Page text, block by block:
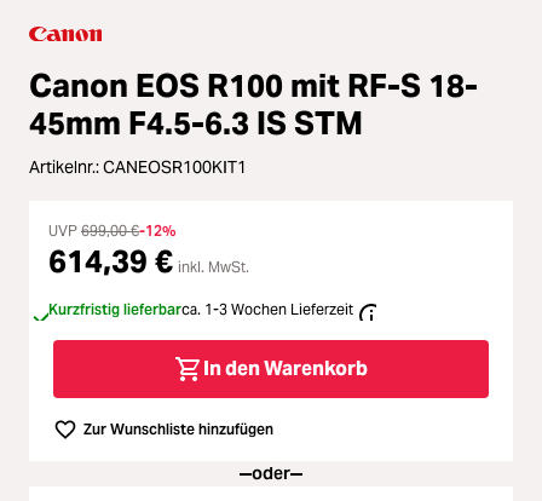
Loading...Zubehör
Loading...Licht & Studio
Loading...Bildbearbeitung
Loading...
Ferngläser
Loading...Second Hand
Loading...
SALE
Loading...
Canon EOS R100 mit RF-S 18-
45mm F4.5-6.3 IS STM
Artikelnr.:CANEOSR100KIT1
UVP 699,00 €-12%
614,39 € inkl. MwSt.
Kurzfristig lieferbarca. 1-3 Wochen Lieferzeit
In den Warenkorb
Zur Wunschliste hinzufügen
oder